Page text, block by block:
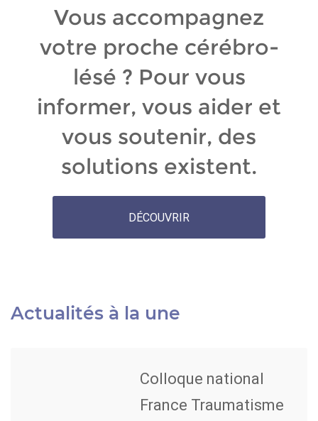
Vous accompagnez
votre proche cérébro-
lésé ? Pour vous
informer, vous aider et
vous soutenir, des
solutions existent.
DÉCOUVRIR
Actualités à la une
Colloque national
France Traumatisme